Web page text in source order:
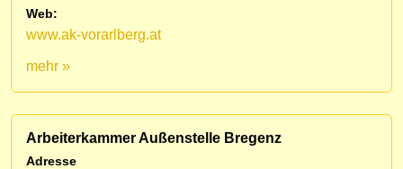
Web:
www.ak-vorarlberg.at
mehr »
Arbeiterkammer Außenstelle Bregenz
Adresse